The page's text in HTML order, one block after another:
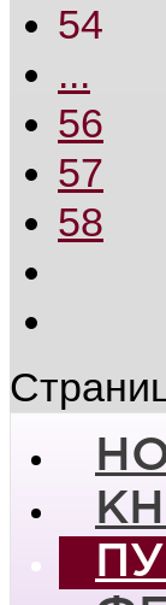
54
...
56
57
58